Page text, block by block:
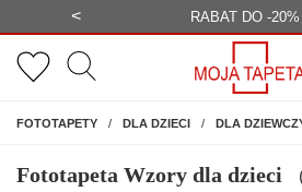
< BEZPŁATNA
FOTOTAPETYNA ŚCIANĘ
DLA DZIECI DLA
Fototapeta Wzory dla dzieci